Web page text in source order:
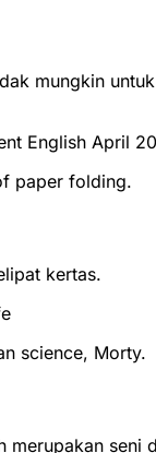
mungkin
English April
paper folding.
kertas.
science, Morty.
merupakan seni